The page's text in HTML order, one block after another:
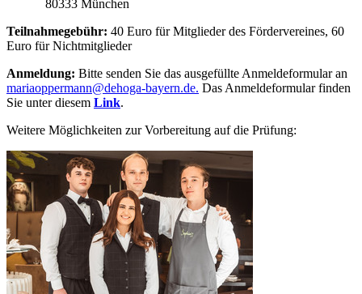
80333 München
Teilnahmegebühr: 40 Euro für Mitglieder des Fördervereines, 60
Euro für Nichtmitglieder
Anmeldung: Bitte senden Sie das ausgefüllte Anmeldeformular an
mariaoppermann@dehoga-bayern.de. Das Anmeldeformular finden
Sie unter diesem Link.
Weitere Möglichkeiten zur Vorbereitung auf die Prüfung: